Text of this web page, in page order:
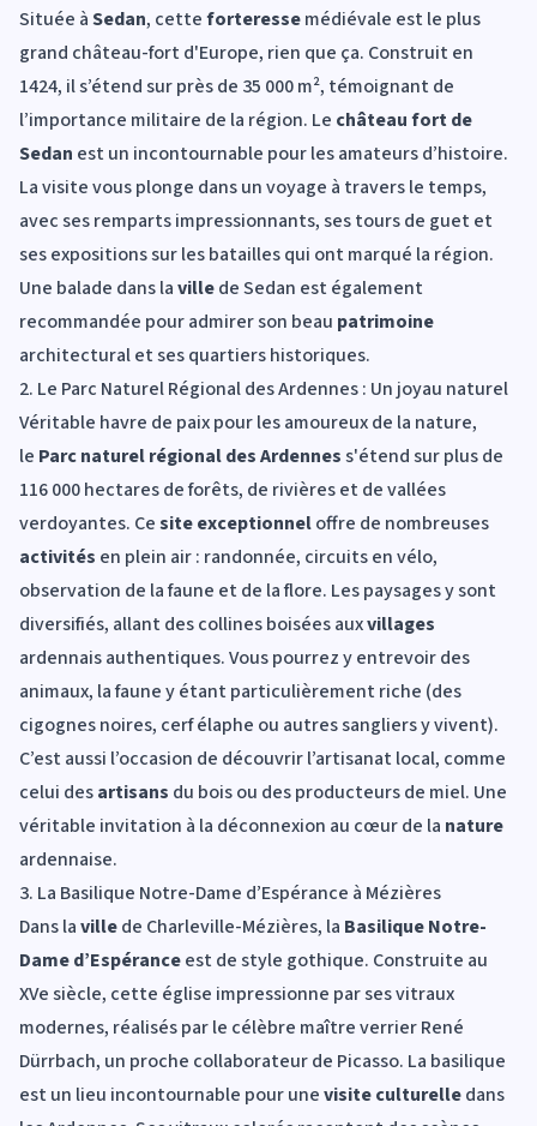
Située àSedan, cetteforteressemédiévale est le plus
grand château-fort d'Europe, rien que ça. Construit en
1424, il s’étend sur près de 35 000 m², témoignant de
l’importance militaire de la région. Le château fort de
Sedan est un incontournable pour les amateurs d’histoire.
La visite vous plonge dans un voyage à travers le temps,
avec ses remparts impressionnants, ses tours de guet et
ses expositions sur les batailles qui ont marqué la région.
Une balade dans lavillede Sedan est également
recommandée pour admirer son beau patrimoine
architectural et ses quartiers historiques.
2. Le Parc Naturel Régional des Ardennes : Un joyau naturel
Véritable havre de paix pour les amoureux de la nature,
le Parc naturel régional des Ardenness'étend sur plus de
116 000 hectares de forêts, de rivières et de vallées
verdoyantes. Cesite exceptionneloffre de nombreuses
activités en plein air : randonnée, circuits en vélo,
observation de la faune et de la flore. Les paysages y sont
diversifiés, allant des collines boisées auxvillages
ardennais authentiques. Vous pourrez y entrevoir des
animaux, la faune y étant particulièrement riche (des
cigognes noires, cerf élaphe ou autres sangliers y vivent).
C’est aussi l’occasion de découvrir l’artisanat local, comme
celui desartisans du bois ou des producteurs de miel. Une
véritable invitation à la déconnexion au cœur de la nature
ardennaise.
3. La Basilique Notre-Dame d’Espérance à Mézières
Dans lavillede Charleville-Mézières, la Basilique Notre-
Dame d’Espéranceest de style gothique. Construite au
XVe siècle, cette église impressionne par ses vitraux
modernes, réalisés par le célèbre maître verrier René
Dürrbach, un proche collaborateur de Picasso. La basilique
est un lieu incontournable pour unevisite culturelledans